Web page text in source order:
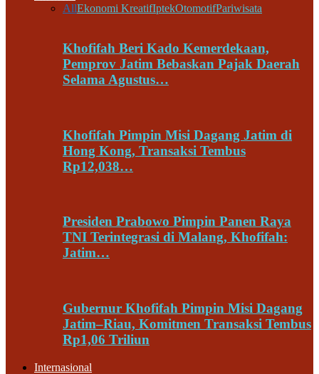
AllEkonomi KreatifIptekOtomotifPariwisata
Khofifah Beri Kado Kemerdekaan,
Pemprov Jatim Bebaskan Pajak Daerah
Selama Agustus…
Khofifah Pimpin Misi Dagang Jatim di
Hong Kong, Transaksi Tembus
Rp12,038…
Presiden Prabowo Pimpin Panen Raya
TNI Terintegrasi di Malang, Khofifah:
Jatim…
Gubernur Khofifah Pimpin Misi Dagang
Jatim–Riau, Komitmen Transaksi Tembus
Rp1,06 Triliun
Internasional